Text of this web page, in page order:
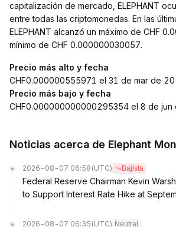
capitalización de mercado, ELEPHANT
entre todas las criptomonedas. En las
ELEPHANT alcanzó un máximo de CHF
mínimo de CHF 0.000000030057.
Precio más alto y fecha
CHF0.000000555971 el 31 de mar de
Precio más bajo y fecha
CHF0.000000000000295354 el 8 de
Noticias acerca de Elephant
2026-08-07 06:58 (UTC) Bajista
Federal Reserve Chairman Kevin
to Support Interest Rate Hike at
2026-08-07 06:35 (UTC) Neutral